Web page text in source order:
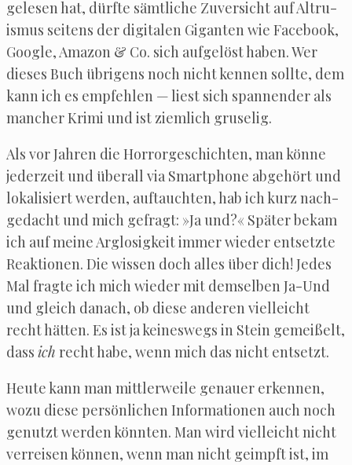
gele­sen hat, dürf­te sämt­li­che Zuver­sicht auf Altru­
is­mus sei­tens der digi­ta­len Gigan­ten wie Face­book,
Goog­le, Ama­zon & Co. sich auf­ge­löst haben. Wer
die­ses Buch übri­gens noch nicht ken­nen soll­te, dem
kann ich es emp­feh­len — liest sich span­nen­der als
man­cher Kri­mi und ist ziem­lich gruselig.
Als vor Jah­ren die Hor­ror­ge­schich­ten, man kön­ne
jeder­zeit und über­all via Smart­pho­ne abge­hört und
loka­li­siert wer­den, auf­tauch­ten, hab ich kurz nach­
ge­dacht und mich gefragt: »Ja und?« Spä­ter bekam
ich auf mei­ne Arg­lo­sig­keit immer wie­der ent­setz­te
Reak­tio­nen. Die wis­sen doch alles über dich! Jedes
Mal frag­te ich mich wie­der mit dem­sel­ben Ja-Und
und gleich danach, ob die­se ande­ren viel­leicht
recht hät­ten. Es ist ja kei­nes­wegs in Stein gemei­ßelt,
dass ich recht habe, wenn mich das nicht entsetzt.
Heu­te kann man mitt­ler­wei­le genau­er erken­nen,
wozu die­se per­sön­li­chen Infor­ma­tio­nen auch noch
genutzt wer­den könn­ten. Man wird viel­leicht nicht
ver­rei­sen kön­nen, wenn man nicht geimpft ist, im